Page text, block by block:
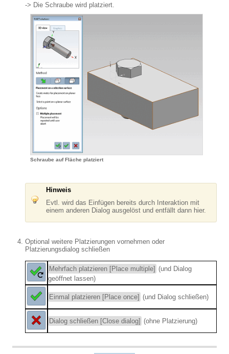
-> Die Schraube wird platziert.
Schraube auf Fläche platziert
Hinweis
Evtl. wird das Einfügen bereits durch Interaktion mit
einem anderen Dialog ausgelöst und entfällt dann hier.
Optional weitere Platzierungen vornehmen oder
Platzierungsdialog schließen
Mehrfach platzieren [Place multiple] (und Dialog
geöffnet lassen)
Einmal platzieren [Place once] (und Dialog schließen)
Dialog schließen [Close dialog] (ohne Platzierung)